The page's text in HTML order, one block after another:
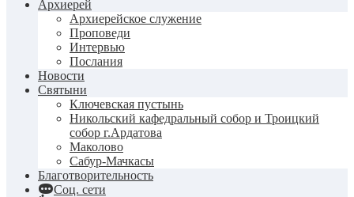
Архиерей
Архиерейское служение
Проповеди
Интервью
Послания
Новости
Святыни
Ключевская пустынь
Никольский кафедральный собор и Троицкий
собор г.Ардатова
Маколово
Сабур-Мачкасы
Благотворительность
Соц. сети